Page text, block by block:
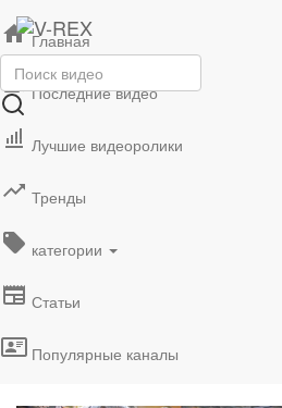
Главная
Последние видео
Лучшие видеоролики
Тренды
категории
Статьи
Популярные каналы